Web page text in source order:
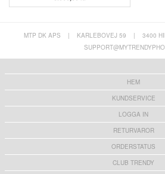
MTP DK APS | KARLEBOVEJ 59 | 3400
HEM
KUNDSERVICE
LOGGA IN
RETURVAROR
ORDERSTATUS
CLUB TRENDY